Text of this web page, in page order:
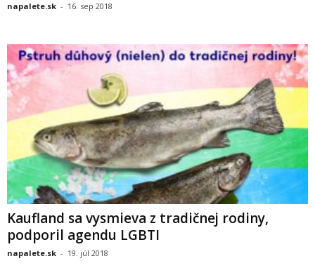
napalete.sk - 16. sep 2018
Kaufland sa vysmieva z tradičnej rodiny,
podporil agendu LGBTI
napalete.sk - 19. júl 2018